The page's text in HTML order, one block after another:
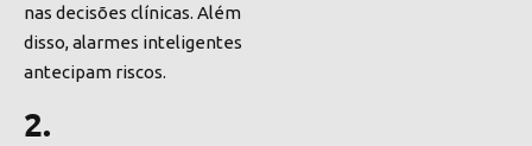
nas decisões clínicas. Além
disso, alarmes inteligentes
antecipam riscos.
2.